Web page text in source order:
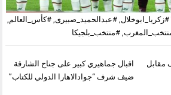
#زكريا_ابوخلال ,#عبدالحميد_صبيرى ,#كأس_العالم
,#منتخب_بلجيكا
اقبال جماهيري كبير على جناح الشارقة
ضيف شرف “جوادالاهارا الدولي للكتاب”
مقابل